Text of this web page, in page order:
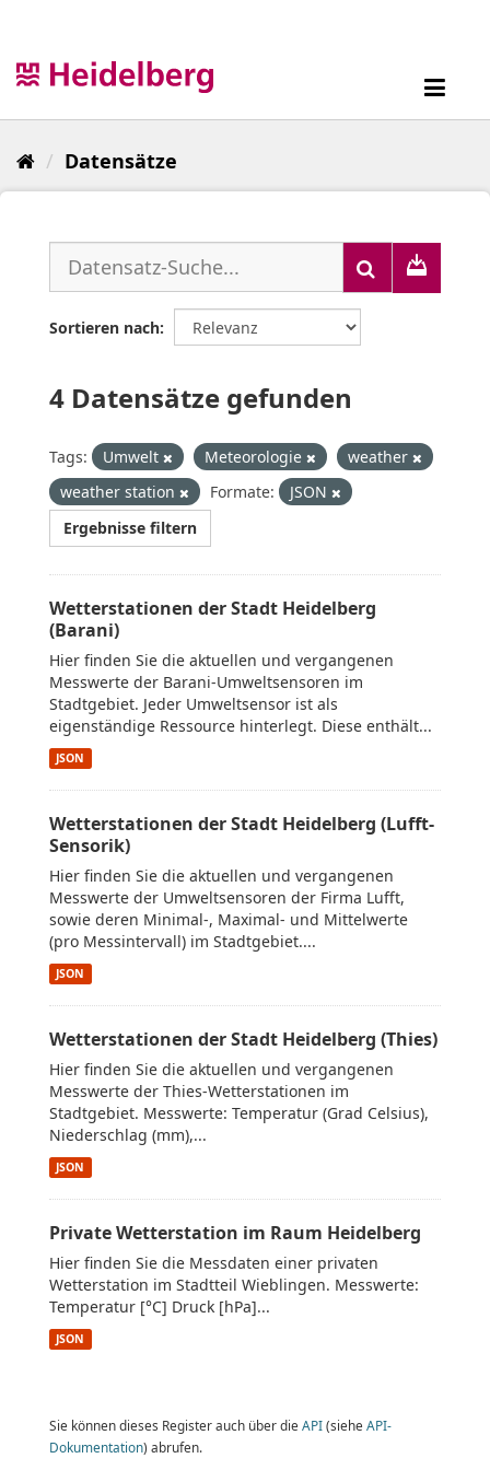
Datensätze
Sortieren nach
4 Datensätze gefunden
Tags: Umwelt Meteorologie
weather
weather station
Formate:
JSON
Ergebnisse filtern
Wetterstationen der Stadt Heidelberg
(Barani)
Hier finden Sie die aktuellen und vergangenen
Messwerte der Barani-Umweltsensoren im
Stadtgebiet. Jeder Umweltsensor ist als
eigenständige Ressource hinterlegt. Diese enthält...
JSON
Wetterstationen der Stadt Heidelberg (Lufft-
Sensorik)
Hier finden Sie die aktuellen und vergangenen
Messwerte der Umweltsensoren der Firma Lufft,
sowie deren Minimal-, Maximal- und Mittelwerte
(pro Messintervall) im Stadtgebiet....
JSON
Wetterstationen der Stadt Heidelberg (Thies)
Hier finden Sie die aktuellen und vergangenen
Messwerte der Thies-Wetterstationen im
Stadtgebiet. Messwerte: Temperatur (Grad Celsius),
Niederschlag (mm),...
JSON
Private Wetterstation im Raum Heidelberg
Hier finden Sie die Messdaten einer privaten
Wetterstation im Stadtteil Wieblingen. Messwerte:
Temperatur [°C] Druck [hPa]...
JSON
Sie können dieses Register auch über die API(siehe API-
Dokumentation) abrufen.